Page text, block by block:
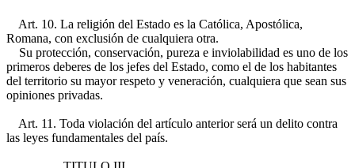
Art. 10. La religión del Estado es la Católica, Apostólica,
Romana, con exclusión de cualquiera otra.
Su protección, conservación, pureza e inviolabilidad es uno de los
primeros deberes de los jefes del Estado, como el de los habitantes
del territorio su mayor respeto y veneración, cualquiera que sean sus
opiniones privadas.
Art. 11. Toda violación del artículo anterior será un delito contra
las leyes fundamentales del país.